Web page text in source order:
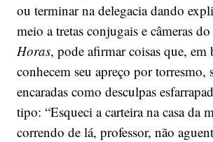
ou terminar na delegacia dando
meio a tretas conjugais e câmeras do
Horas, pode afirmar coisas que, em
conhecem seu apreço por torresmo,
encaradas como desculpas
tipo: “Esqueci a carteira na casa da
correndo de lá, professor, não